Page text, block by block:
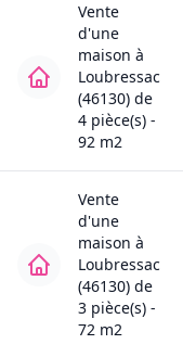
Vente
d'une
maison à
Loubressac
(46130) de
4 pièce(s) -
92 m2
Vente
d'une
maison à
Loubressac
(46130) de
3 pièce(s) -
72 m2